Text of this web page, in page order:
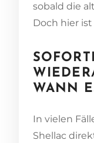
sobald die
Doch hier
WANN
In vielen
Shellac